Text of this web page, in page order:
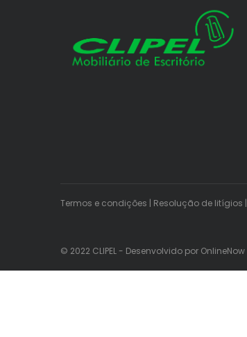
Termos e condições | Resolução de litígios |
© 2022 CLIPEL - Desenvolvido por OnlineNow